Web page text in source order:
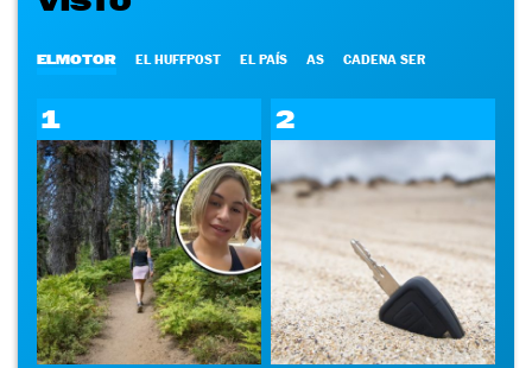
ELMOTOR EL HUFFPOST EL PAÍS AS CADENA SER
1 2